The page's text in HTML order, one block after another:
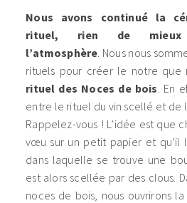
Nous avons continué la
rituel, rien de mieux
l’atmosphère . Nous nous
rituels pour créer le notre que
rituel des Noces de bois . En
entre le rituel du vin scellé et de
Rappelez-vous ! L’idée est que
vœu sur un petit papier et qu’il
dans laquelle se trouve une
est alors scellée par des clous.
noces de bois, nous ouvrirons